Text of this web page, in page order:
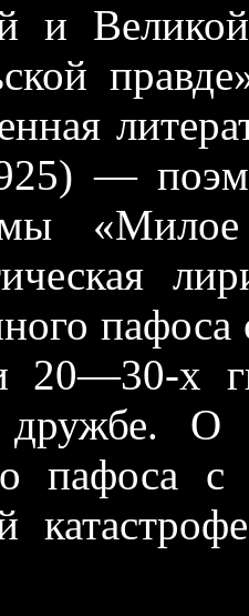
и
—
«Милое
20—30-х
О
пафоса